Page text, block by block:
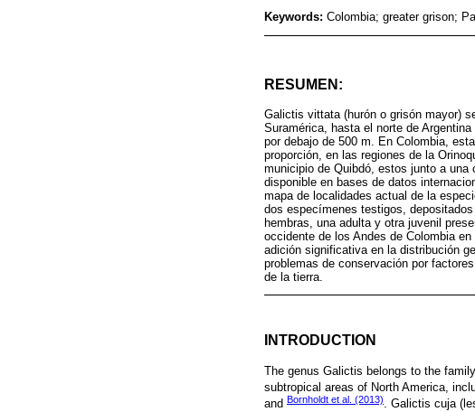
Keywords: Colombia; greater grison;
RESUMEN:
Galictis vittata (hurón o grisón mayor)
Suramérica, hasta el norte de
por debajo de 500 m. En Colombia,
proporción, en las regiones de la
municipio de Quibdó, estos junto a
disponible en bases de datos
mapa de localidades actual de la
dos especímenes testigos,
hembras, una adulta y otra juvenil
occidente de los Andes de Colombia
adición significativa en la distribución
problemas de conservación por
de la tierra.
INTRODUCTION
The genus Galictis belongs to the
subtropical areas of North America,
and Bornholdt et al. (2013). Galictis cuja